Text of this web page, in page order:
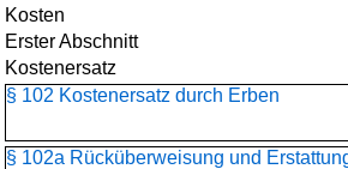
Kosten
Erster Abschnitt
Kostenersatz
§ 102 Kostenersatz durch Erben
§ 102a Rücküberweisung und